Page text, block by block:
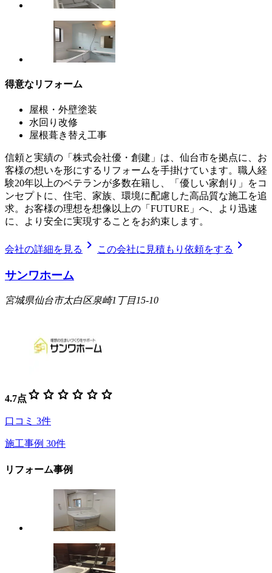
得意なリフォーム
屋根・外壁塗装
水回り改修
屋根葺き替え工事
信頼と実績の「株式会社優・創建」は、仙台市を拠点に、お
客様の想いを形にするリフォームを手掛けています。職人経
験20年以上のベテランが多数在籍し、「優しい家創り」をコ
ンセプトに、住宅、家族、環境に配慮した高品質な施工を追
求。お客様の理想を想像以上の「FUTURE」へ、より迅速
に、より安全に実現することをお約束します。
会社の詳細を見る chevron_right この会社に見積もり依頼をする chevron_right
サンワホーム
宮城県仙台市太白区泉崎1丁目15-10
4.7点 star star star star star star
口コミ 3件
施工事例 30件
リフォーム事例